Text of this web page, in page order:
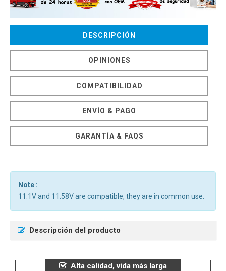
DESCRIPCIÓN
OPINIONES
COMPATIBILIDAD
ENVÍO & PAGO
GARANTÍA & FAQS
Note :
11.1V and 11.58V are compatible, they are in common use.
Descripción del producto
Alta calidad, vida más larga